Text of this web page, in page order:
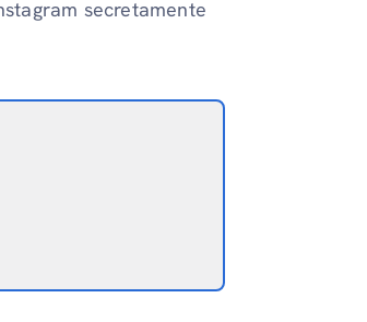
secretamente